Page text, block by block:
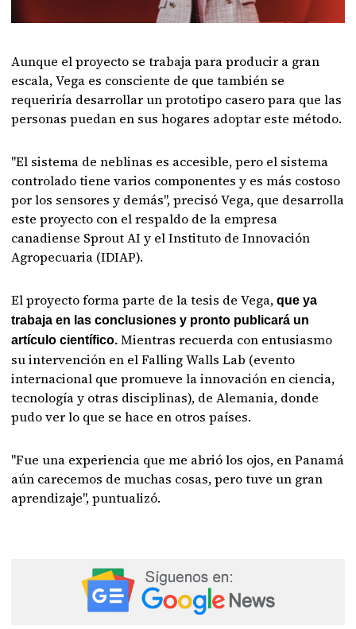
Aunque el proyecto se trabaja para producir a gran
escala, Vega es consciente de que también se
requeriría desarrollar un prototipo casero para que las
personas puedan en sus hogares adoptar este método.
"El sistema de neblinas es accesible, pero el sistema
controlado tiene varios componentes y es más costoso
por los sensores y demás", precisó Vega, que desarrolla
este proyecto con el respaldo de la empresa
canadiense Sprout AI y el Instituto de Innovación
Agropecuaria (IDIAP).
El proyecto forma parte de la tesis de Vega, que ya
trabaja en las conclusiones y pronto publicará un
artículo científico.Mientras recuerda con entusiasmo
su intervención en el Falling Walls Lab (evento
internacional que promueve la innovación en ciencia,
tecnología y otras disciplinas), de Alemania, donde
pudo ver lo que se hace en otros países.
"Fue una experiencia que me abrió los ojos, en Panamá
aún carecemos de muchas cosas, pero tuve un gran
aprendizaje", puntualizó.